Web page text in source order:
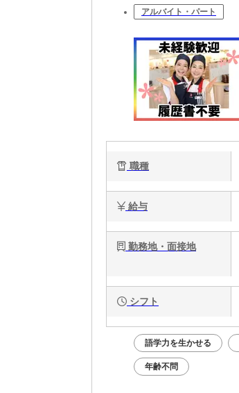
アルバイト・パート
職種
給与
勤務地・面接地
シフト
語学力を生かせる
年齢不問